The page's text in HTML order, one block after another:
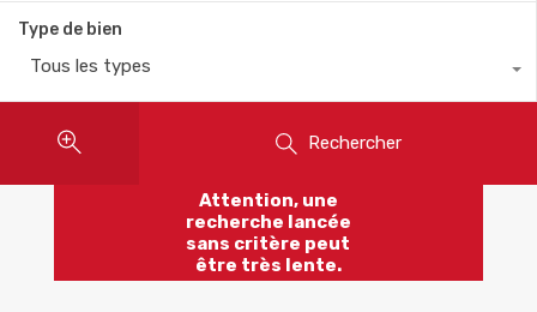
Type de bien
Tous les types
Rechercher
Attention, une
recherche lancée
sans critère peut
être très lente.